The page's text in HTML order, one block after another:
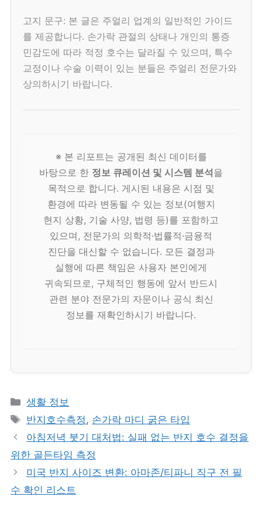
고지 문구: 본 글은 주얼리 업계의 일반적인 가이드
를 제공합니다. 손가락 관절의 상태나 개인의 통증
민감도에 따라 적정 호수는 달라질 수 있으며, 특수
교정이나 수술 이력이 있는 분들은 주얼리 전문가와
상의하시기 바랍니다.
※ 본 리포트는 공개된 최신 데이터를
바탕으로 한 정보 큐레이션 및 시스템 분석을
목적으로 합니다. 게시된 내용은 시점 및
환경에 따라 변동될 수 있는 정보(여행지
현지 상황, 기술 사양, 법령 등)를 포함하고
있으며, 전문가의 의학적·법률적·금융적
진단을 대신할 수 없습니다. 모든 결정과
실행에 따른 책임은 사용자 본인에게
귀속되므로, 구체적인 행동에 앞서 반드시
관련 분야 전문가의 자문이나 공식 최신
정보를 재확인하시기 바랍니다.
카
테
리
생활 정보
태
그
반지호수측정, 손가락 마디 굵은 타입
아침저녁 붓기 대처법: 실패 없는 반지 호수 결정을
위한 골든타임 측정
미국 반지 사이즈 변환: 아마존/티파니 직구 전 필
수 확인 리스트